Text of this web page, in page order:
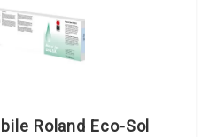
Roland Eco-Sol